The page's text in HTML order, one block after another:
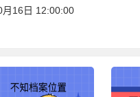
16日 12:00:00